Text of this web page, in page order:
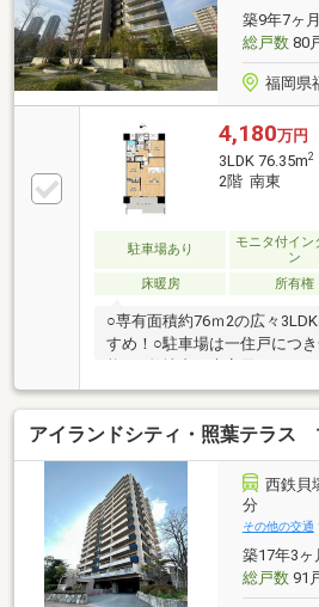
ックスあり〇二重床・二重天
ロック〇宅配ボックスあり
築9年7ヶ
総戸数80
福岡県
4,180万円
3LDK 76.35m2
2階 南東
駐車場あり
モニタ付イン
ン
床暖房 所有権
○専有面積約76ｍ2の広々
すめ！○駐車場は一住戸につ
能！○敷地内に来客用コイン
ット飼育可能です！（一住戸
幼稚園徒歩圏内！子育てしや
ポーザーで生ゴミを軽減でき
を実現できます！○リビング
ため冬でも暖かく過ごせます
ッチンで家族が自然と集まり
たり＆通風良好な土地でお洗
収納が豊富で各室にクローゼ
も安心、季節物の整理や子育
アイランドシティ・照葉テラス
西鉄貝
分
その他の交通
築17年3ヶ
総戸数91